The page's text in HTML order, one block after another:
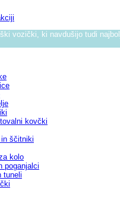
vozički, ki navdušijo tudi
kovčki
ščitniki
kolo
poganjalci
tuneli